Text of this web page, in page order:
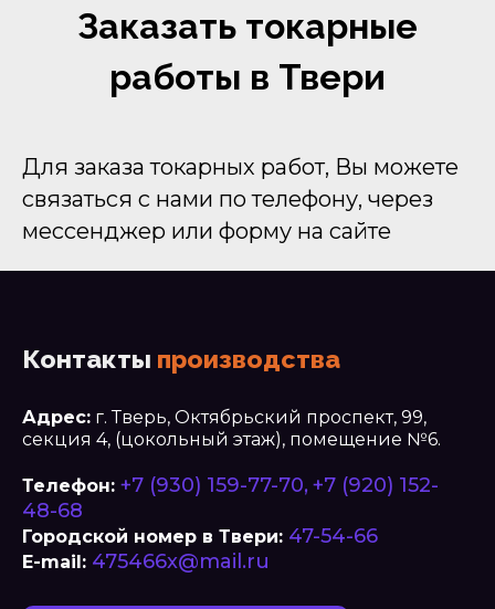
Заказать токарные
работы в Твери
Для заказа токарных работ, Вы можете
связаться с нами по телефону, через
мессенджер или форму на сайте
Контакты производства
Адрес: г. Тверь, Октябрьский проспект, 99,
секция 4, (цокольный этаж), помещение №6.
Телефон: +7 (930) 159-77-70,+7 (920) 152-
48-68
Городской номер в Твери: 47-54-66
E-mail: 475466x@mail.ru